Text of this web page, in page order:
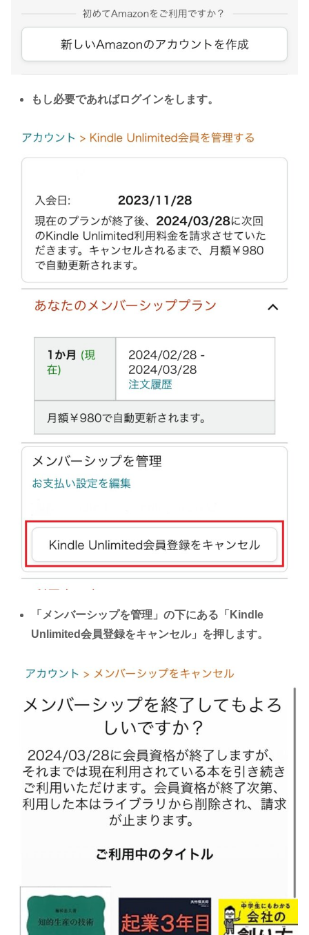
もし必要であればログインをします。
「メンバーシップを管理」の下にある「Kindle
Unlimited会員登録をキャンセル」を押します。